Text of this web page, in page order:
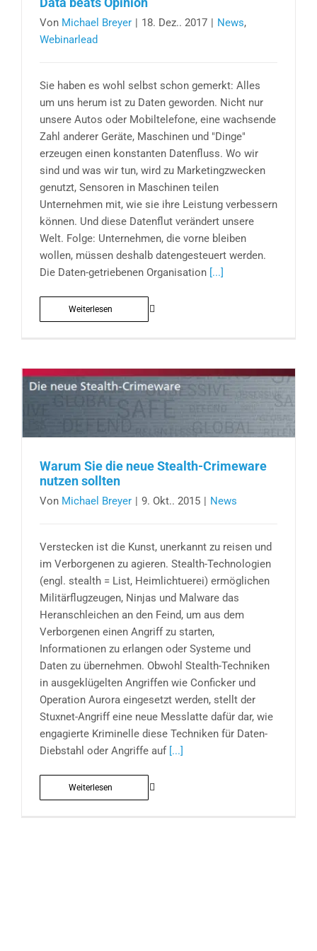
Von Michael Breyer | 18. Dez.. 2017 | News,
Webinarlead
Sie haben es wohl selbst schon gemerkt: Alles
um uns herum ist zu Daten geworden. Nicht nur
unsere Autos oder Mobiltelefone, eine wachsende
Zahl anderer Geräte, Maschinen und "Dinge"
erzeugen einen konstanten Datenfluss. Wo wir
sind und was wir tun, wird zu Marketingzwecken
genutzt, Sensoren in Maschinen teilen
Unternehmen mit, wie sie ihre Leistung verbessern
können. Und diese Datenflut verändert unsere
Welt. Folge: Unternehmen, die vorne bleiben
wollen, müssen deshalb datengesteuert werden.
Die Daten-getriebenen Organisation [...]
Weiterlesen
Warum Sie die neue Stealth-Crimeware
nutzen sollten
Von Michael Breyer 9. Okt.. 2015 News
Verstecken ist die Kunst, unerkannt zu reisen und
im Verborgenen zu agieren. Stealth-Technologien
(engl. stealth = List, Heimlichtuerei) ermöglichen
Militärflugzeugen, Ninjas und Malware das
Heranschleichen an den Feind, um aus dem
Verborgenen einen Angriff zu starten,
Informationen zu erlangen oder Systeme und
Daten zu übernehmen. Obwohl Stealth-Techniken
in ausgeklügelten Angriffen wie Conficker und
Operation Aurora eingesetzt werden, stellt der
Stuxnet-Angriff eine neue Messlatte dafür dar, wie
engagierte Kriminelle diese Techniken für Daten-
Diebstahl oder Angriffe auf [...]
Weiterlesen